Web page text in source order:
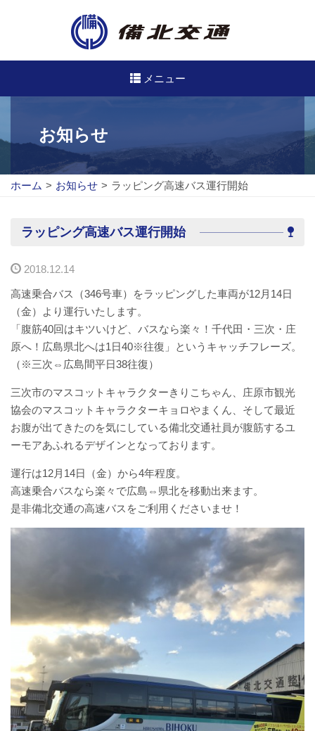
メニュー
高速バス
路線バス
バスのご利用方法
バスパックについて
貸切バス・旅行業
まごころツアー
三次市交通観光センター
企業情報
会社概要
リンク
お問い合わせ
採用情報
閉じる
お知らせ
ホーム > お知らせ > ラッピング高速バス運行開始
ラッピング高速バス運行開始
2018.12.14
高速乗合バス（346号車）をラッピングした車両が12月14日
（金）より運行いたします。
「腹筋40回はキツいけど、バスなら楽々！千代田・三次・庄
原へ！広島県北へは1日40※往復」というキャッチフレーズ。
（※三次⇔広島間平日38往復）
三次市のマスコットキャラクターきりこちゃん、庄原市観光
協会のマスコットキャラクターキョロやまくん、そして最近
お腹が出てきたのを気にしている備北交通社員が腹筋するユ
ーモアあふれるデザインとなっております。
運行は12月14日（金）から4年程度。
高速乗合バスなら楽々で広島⇔県北を移動出来ます。
是非備北交通の高速バスをご利用くださいませ！